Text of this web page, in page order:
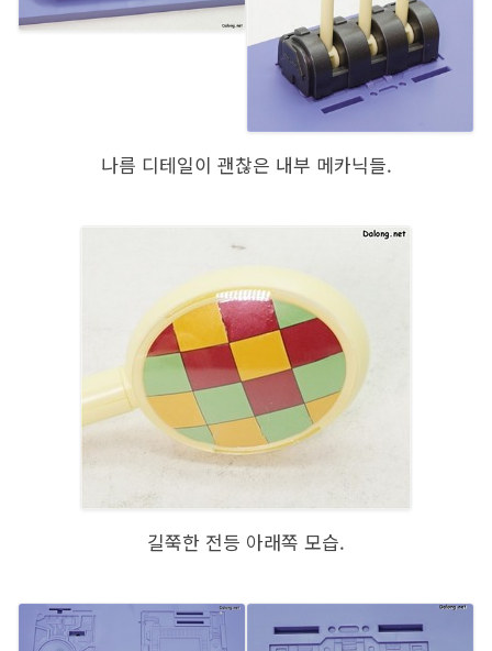
나름 디테일이 괜찮은 내부 메카닉들.
길쭉한 전등 아래쪽 모습.